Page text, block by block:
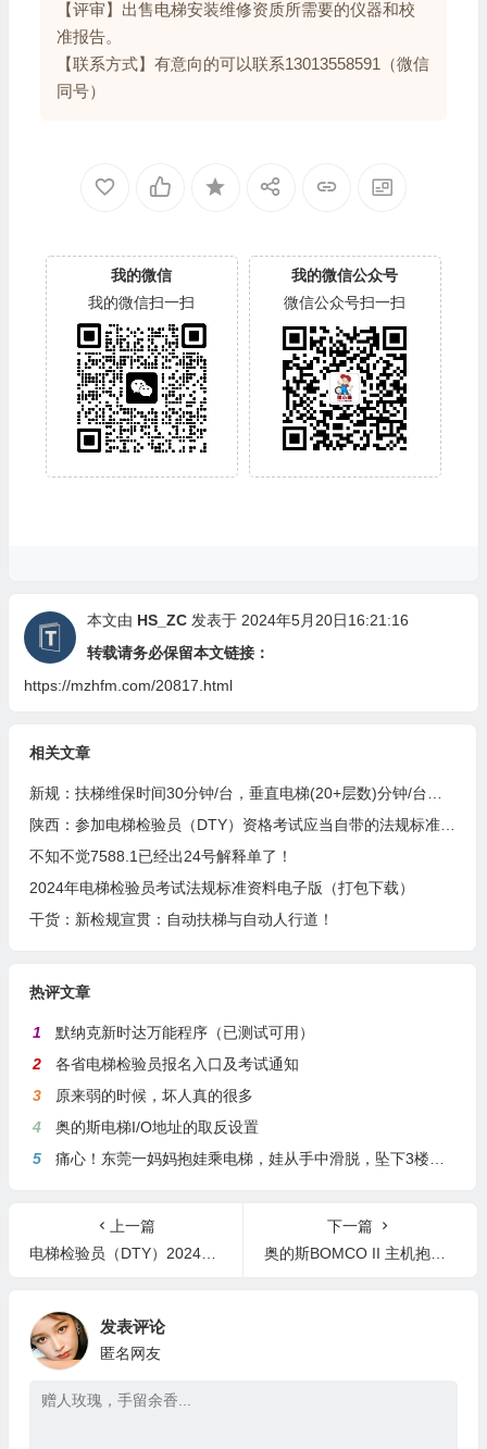
【评审】出售电梯安装维修资质所需要的仪器和校
准报告。
【联系方式】有意向的可以联系13013558591（微信
同号）
我的微信
我的微信扫一扫
我的微信公众号
微信公众号扫一扫
本文由 HS_ZC发表于 2024年5月20日16:21:16
转载请务必保留本文链接：
https://mzhfm.com/20817.html
相关文章
陕西：参加电梯检验员（DTY）资格考试应当自带的法规标准目录
不知不觉7588.1已经出24号解释单了！
2024年电梯检验员考试法规标准资料电子版（打包下载）
干货：新检规宣贯：自动扶梯与自动人行道！
热评文章
1
默纳克新时达万能程序（已测试可用）
2
各省电梯检验员报名入口及考试通知
3
原来弱的时候，坏人真的很多
4
奥的斯电梯I/O地址的取反设置
5
痛心！东莞一妈妈抱娃乘电梯，娃从手中滑脱，坠下3楼身亡
上一篇
电梯检验员（DTY）2024年预测版法规标准–免费下载
下一篇
奥的斯BOMCO II 主机抱闸及检测开关调整
发表评论
匿名网友